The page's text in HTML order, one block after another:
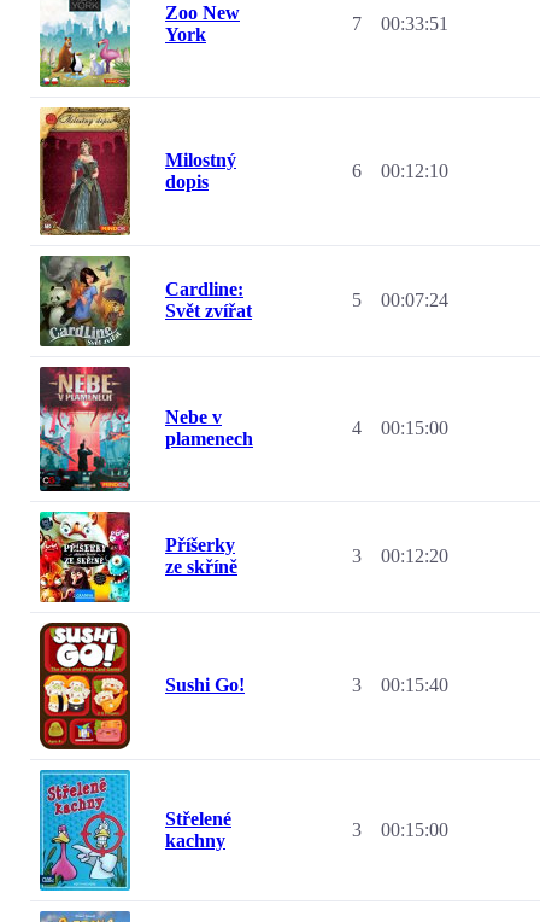
Zoo New
York
7 00:33:51
Milostný
dopis
6 00:12:10
Cardline:
Svět zvířat
5 00:07:24
Nebe v
plamenech
4 00:15:00
Příšerky
ze skříně
3 00:12:20
Sushi Go! 3 00:15:40
Střelené
kachny
3 00:15:00